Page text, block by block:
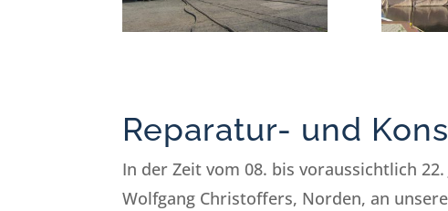
Reparatur- und
In der Zeit vom 08. bis voraussichtlich
Wolfgang Christoffers, Norden, an